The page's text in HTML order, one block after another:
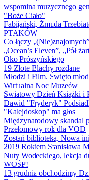
wspomina muzycznego
"Boże Ciało"
Fabijański, Żmuda
PTAKÓW
Co łączy
„Ocean’s Eleven”, „Pół
Oko Prószyńskiego
19 Złote Blachy rozdane
Młodzi i Film. Święto
Wirtualna Noc Muzeów
Światowy Dzień Książki i
Dawid "Fryderyk"
"Kalejdoskop" ma głos
Międzynarodowy skandal
Przełomowy rok dla VOD
Zostań biblioteką. Nowa
2019 Rokiem Stanisława
Nuty Wodeckiego, lekcja
WOŚP!
13 grudnia obchodzimy